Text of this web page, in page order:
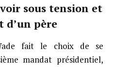
sous tension et
d’un père
fait le choix de se
mandat présidentiel,